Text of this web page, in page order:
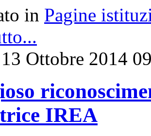
in Pagine
Ottobre 2014
IREA